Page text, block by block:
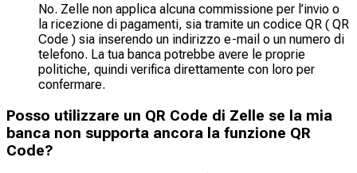
No. Zelle non applica alcuna commissione per l’invio o
la ricezione di pagamenti, sia tramite un codice QR ( QR
Code ) sia inserendo un indirizzo e-mail o un numero di
telefono. La tua banca potrebbe avere le proprie
politiche, quindi verifica direttamente con loro per
confermare.
Posso utilizzare un QR Code di Zelle se la mia
banca non supporta ancora la funzione QR
Code?